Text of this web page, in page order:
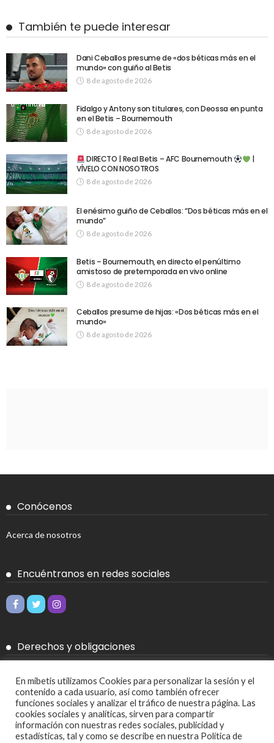
También te puede interesar
Dani Ceballos presume de «dos béticas más en el
mundo» con guiño al Betis
8 de agosto de 2026
Fidalgo y Antony son titulares, con Deossa en punta
en el Betis – Bournemouth
8 de agosto de 2026
DIRECTO | Real Betis – AFC Bournemouth
|
VÍVELO CON NOSOTROS
8 de agosto de 2026
El enésimo guiño de Ceballos: “Dos béticas más en el
mundo”
8 de agosto de 2026
Betis – Bournemouth, en directo el penúltimo
amistoso de pretemporada en vivo online
8 de agosto de 2026
Ceballos presume de hijas: «Dos béticas más en el
mundo»
8 de agosto de 2026
Conócenos
Acerca de nosotros
Encuéntranos en redes sociales
Derechos y obligaciones
Política de Cookies
Política de privacidad
En mibetis utilizamos Cookies para personalizar la sesión y el
contenido a cada usuario, así como también ofrecer
funciones sociales y analizar el tráfico de nuestra página. Las
cookies sociales y analíticas, sirven para compartir
información con nuestras redes sociales, publicidad y
estadísticas, tal y como se describe en nuestra Política de